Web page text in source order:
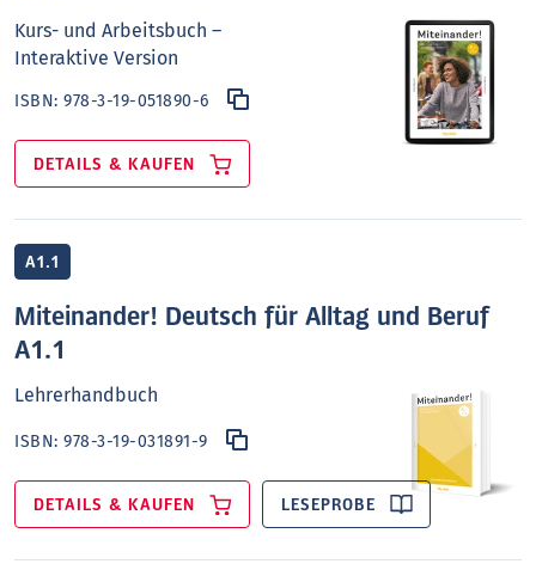
Kurs- und Arbeitsbuch –
Interaktive Version
ISBN:978-3-19-051890-6
DETAILS & KAUFEN
A1.1
Miteinander! Deutsch für Alltag und Beruf
A1.1
Lehrerhandbuch
ISBN:978-3-19-031891-9
DETAILS & KAUFEN LESEPROBE